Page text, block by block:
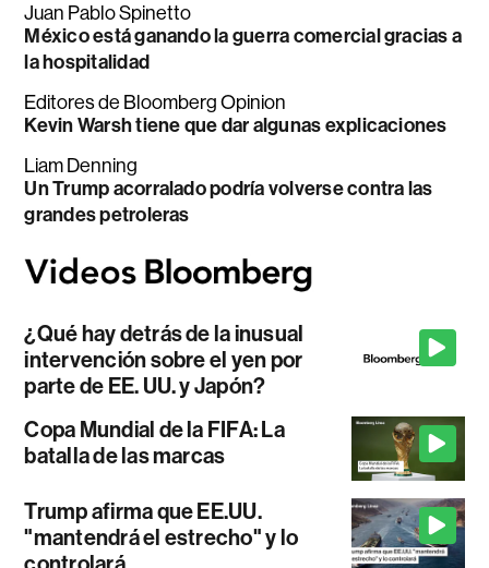
Juan Pablo Spinetto
México está ganando la guerra comercial gracias a
la hospitalidad
Editores de Bloomberg Opinion
Kevin Warsh tiene que dar algunas explicaciones
Liam Denning
Un Trump acorralado podría volverse contra las
grandes petroleras
¿Qué hay detrás de la inusual
intervención sobre el yen por
parte de EE. UU. y Japón?
Copa Mundial de la FIFA: La
batalla de las marcas
Trump afirma que EE.UU.
"mantendrá el estrecho" y lo